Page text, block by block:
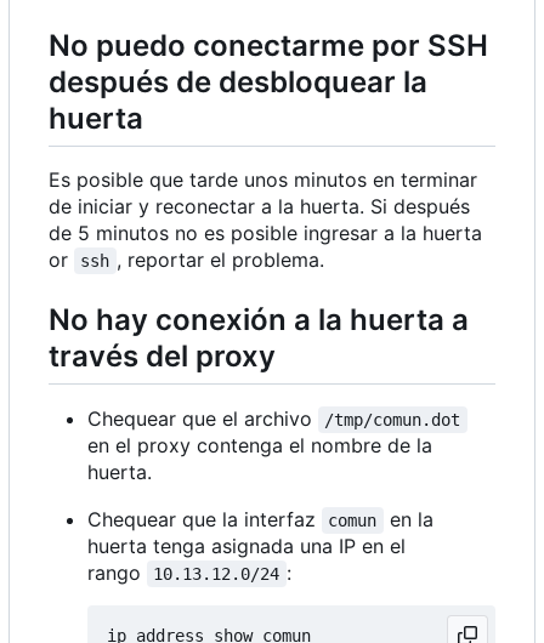
No puedo conectarme por SSH
después de desbloquear la
huerta
Es posible que tarde unos minutos en terminar
de iniciar y reconectar a la huerta. Si después
de 5 minutos no es posible ingresar a la huerta
or
ssh , reportar el problema.
No hay conexión a la huerta a
través del proxy
Chequear que el archivo /tmp/comun.dot
en el proxy contenga el nombre de la
huerta.
Chequear que la interfaz
comun
en la
huerta tenga asignada una IP en el
rango
10.13.12.0/24 :